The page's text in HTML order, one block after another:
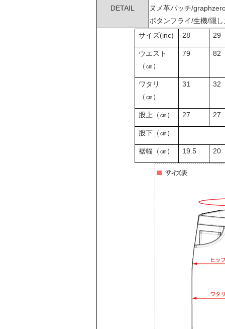
DETAIL
ヌメ革パッチ/
ボタンフライ/生機/隠
サイズ(inc) 28 29
ウエスト
（㎝）
79 82
ワタリ
（㎝）
31 32
股上（㎝） 27 27
股下（㎝）
裾幅（㎝） 19.5 20